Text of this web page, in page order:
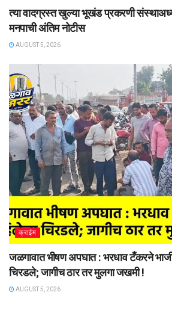
त्या वादग्रस्त खुल्या भूखंड प्रकरणी
मनपाची अंतिम नोटीस
AUGUST 5, 2026
क्राईम
जळगावात भीषण अपघात : भरधाव टँकरने
चिरडले; जागीच ठार तर मुलगा जखमी !
AUGUST 5, 2026